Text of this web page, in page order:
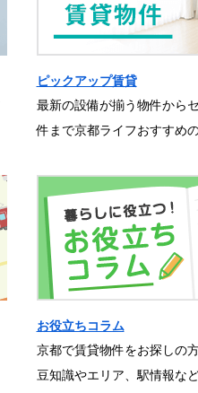
ピックアップ賃貸
最新の設備が揃う物件から
件まで京都ライフおすすめ
お役立ちコラム
京都で賃貸物件をお探しの
豆知識やエリア、駅情報な